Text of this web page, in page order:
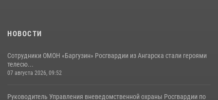
НОВОСТИ
Сотрудники ОМОН «Баргузин» Росгвардии из Ангарска стали героями
телесю...
07 августа 2026, 09:52
Руководитель Управления вневедомственной охраны Росгвардии по